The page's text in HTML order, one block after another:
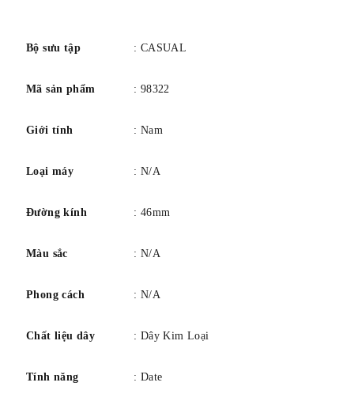
Bộ sưu tập : CASUAL
Mã sản phẩm : 98322
Giới tính : Nam
Loại máy : N/A
Đường kính : 46mm
Màu sắc : N/A
Phong cách : N/A
Chất liệu dây : Dây Kim Loại
Tính năng : Date